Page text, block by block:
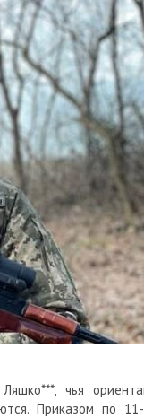
***, чья
Приказом по